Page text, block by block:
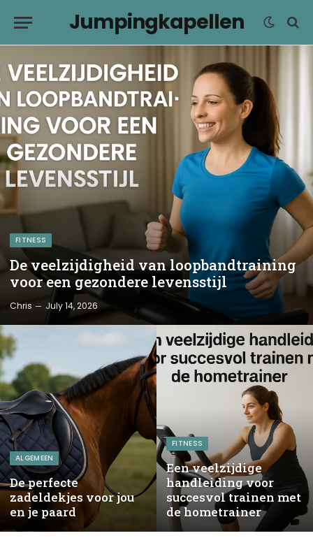
Jumpingkapellen
FITNESS
De veelzijdigheid van loopbandtraining
voor een gezondere levensstijl
Chris July 14, 2026
ALGEMEEN
De perfecte
zadeldekjes voor jou
en je paard
FITNESS
Een veelzijdige
handleiding voor
succesvol trainen met
de hometrainer